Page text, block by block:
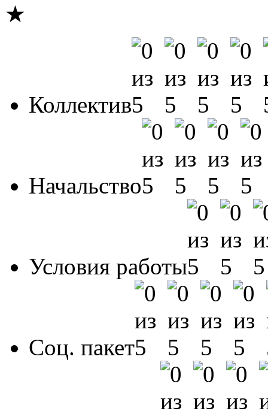
★
Коллектив
Начальство
Условия работы
Соц. пакет